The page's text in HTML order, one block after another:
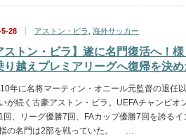
5-28 アストン・ビラ 海外サッカー
ストン・ビラ】遂に名門復活へ！
り越えプレミアリーグへ復帰を決
年に名将マーティン・オニール元監督の退任
が続く古豪アストン・ビラ。UEFAチャンピオ
回、リーグ優勝7回、FAカップ優勝7回を誇るイ
指の名門は2部を戦っていた。 …